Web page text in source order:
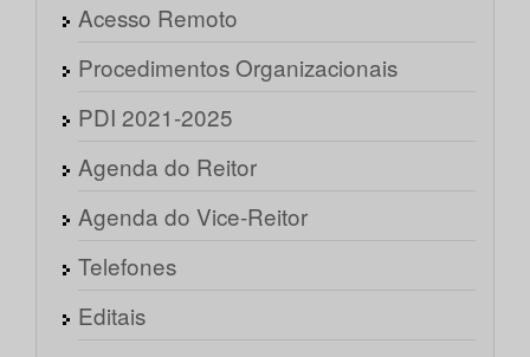
Acesso Remoto
Procedimentos Organizacionais
PDI 2021-2025
Agenda do Reitor
Agenda do Vice-Reitor
Telefones
Editais